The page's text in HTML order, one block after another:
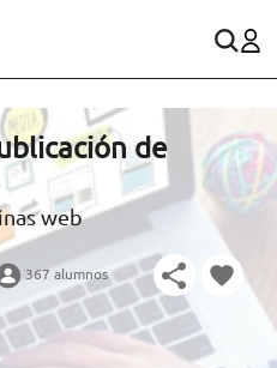
España)
de
web
367 alumnos